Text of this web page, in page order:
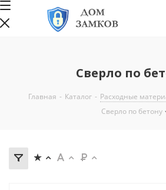
Сверло по
Главная - Каталог - Расходные
Сверло по бетону